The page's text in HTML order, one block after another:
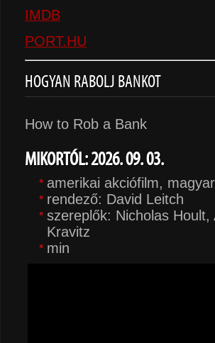
IMDB
PORT.HU
HOGYAN RABOLJ BANKOT
How to Rob a Bank
MIKORTÓL: 2026. 09. 03.
amerikai akciófilm,
rendező: David Leitch
szereplők: Nicholas
Kravitz
min